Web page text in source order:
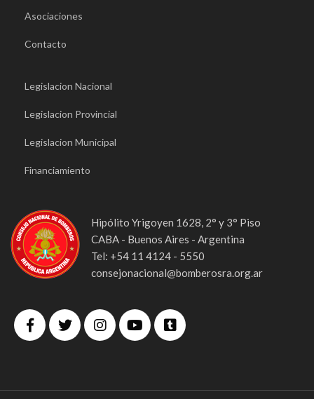
Asociaciones
Contacto
Legislacion Nacional
Legislacion Provincial
Legislacion Municipal
Financiamiento
Hipólito Yrigoyen 1628, 2° y 3° Piso
CABA - Buenos Aires - Argentina
Tel: +54 11 4124 - 5550
consejonacional@bomberosra.org.ar